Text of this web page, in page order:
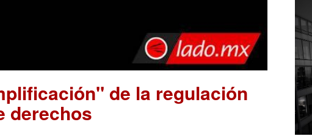
de la regulación
derechos